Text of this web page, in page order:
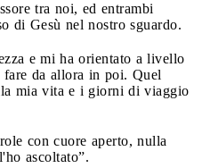
tra noi, ed entrambi
di Gesù nel nostro sguardo.
e mi ha orientato a livello
da allora in poi. Quel
mia vita e i giorni di viaggio
con cuore aperto, nulla
ascoltato”.